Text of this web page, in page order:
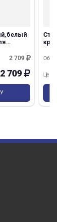
2 709
2 709
и
Цена